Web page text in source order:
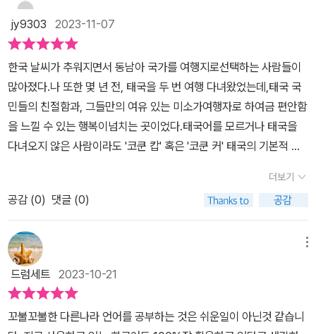
다. p115를 보면, 이런 중자음 뒤에는 1, 2, 3, 4성 부호와 모두 결합
할 수 있고, 성조 기호도 같은 페이지에 다 나옵니다. 성조 기호는 일
종의 diacritic인 셈인데, 중국어와 달리 이처럼 초자음의 오른쪽 위
에 성조 기호가 (원칙적으로는) 다 따로 붙어서 발음하기가 편합니
다. 그런데 p119를 보면 성조부호가 따로 없어도 알아서(일정 규칙
에 따라) 성조를 내어야 하는 게 있습니다. 이걸 무형성조라고 부릅니
다. ไก่(까이. 닭)을 예로 들면, ㄲ라는 자음은 (오른쪽의) ก라는 글자
가 표시합니다. 또 [아이]는 (저 왼쪽의) ไ라는 글자가 표시합니다. 순
84, p89에 나오듯이, 이른바 반모음이라는 것입니다. 종자음이 안
에 포함되어 있기 때문에 따로 종자음이 오지 않습니다. 태국어에
는 복합자음(p137)이란 게 있습니다. 책에서는 우리 학습자들의 편
의를 위해 "그저 이중자음, 혹은 초자음의 두 개 연속"이라고 이해해
도 된다고 설명합니다. 영어에도 예를 들어 strike 같은 단어는 자음
이 어두에 세 개가 오기도 하니 말입니다. 우리말에는 이런 게 없습니
다. 앞에서 태국어는 단어의 반복을 통해 새로운 뜻을 나타내기도 한
다고 했는데, 그래서 반복부호라는 게 따로 있습니다. 마이야목(p15
고내가 지금 하는 공부를 통해서 다양한 경험을 할수 있도록 도와주
기도 한다.나중에 태국에 가게 되면 써 먹을수 있는 팁들도 알려주니
앞으로 공부하는데 도움도 되고 재미도 있을것 같아서 유용할것 같
다. [출판사로부터 도서 협찬을 받았고 본인의 주관적인 견
해에 의하여 작성함]
읽는 사람의 기호에 따라, 제자 원리와 자세한 설명(논리적으로 이해
할 수 있는 내용)이 필요할 수도 있다. 개별 맞춤형이 아닌 이상, 지은
이가 습득, 체득한 태국어의 길을 따라 가보는 수밖에, 그도 태국어를
익히는 동안 많은 시행착오를 겪었던 경험이 있었고, 태국어 강의를
오랫동안 하면서, 공부하는 사람들이 어느 대목에서 막히고, 어떻게
하면 극복을 하는지를 현장 실전을 통해서 터득했으리라 믿는다. 뭐
니 뭐니해도 문법의 기초, 그리고 어려운 말보다는 쉽게 풀어서 어차
피 나중에 익숙해지면 금방 알아챌 것들이라서, 연습문제는 같은 낱
말이 어떤 장면에서 쓰이는지, 무조건 덮어놓고 외워서라도 넘어야
음성 흉내 내기. 뭐 이 정도면, 하지만, 이 흉내 내기에서 매번 넘어진
다. 제대로 발음이 되지 않을뿐더러 아무튼 아직은 발음의 “이거야”
싶은 감을 못 잡은 상태다. 2주 정도 해서 되면 어학 공부를 업으로 삼
지. 인간이 한 언어를 배울 때는 그 언어가 머릿속을 지배할 정도가 되
어야 하고, 내 경험으로도 꿈속에서 배우고 있는 언어로 떠들어야….
입에 붙기 시작했던 것 같다. 언어학을 공부할 때의 기억이다. 영어사
jy9303 2023-11-07
한국 날씨가 추워지면서 동남아 국가를 여행지로선택하는 사람들이
많아졌다.나 또한 몇 년 전, 태국을 두 번 여행 다녀왔었는데,태국 국
민들의 친절함과, 그들만의 여유 있는 미소가여행자로 하여금 편안함
을 느낄 수 있는 행복이넘치는 곳이었다.태국어를 모르거나 태국을
다녀오지 않은 사람이라도 '코쿤 캅' 혹은 '코쿤 커' 태국의 기본적 인
나뉘는 것이처음에는 생소했지만 그 부분도 재미있었다.태국어나 베
트남어에 관심을 갖기 시작한 사람들이급증하고 있는 만큼, 관련 서
적들이 다양하게 많이출간되고 있는데, 이번에 동양북스에서 나온<
반짝반짝 30days 태국어>는 태국 원어민의 음성을함께 들으면서
따라 해볼 수 있어서, 처음 기초를익히는 데 유익한 부분이었다.*출
판사로부터 도서를 무상 제공받았습니다.
더보기
공감 (0) 댓글 (0)
드럼세트 2023-10-21
꼬불꼬불한 다른나라 언어를 공부하는 것은 쉬운일이 아닌것 같습니